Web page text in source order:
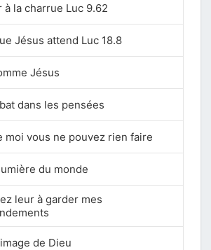
à la charrue Luc 9.62
Jésus attend Luc 18.8
Jésus
dans les pensées
moi vous ne pouvez rien faire
du monde
leur à garder mes
de Dieu